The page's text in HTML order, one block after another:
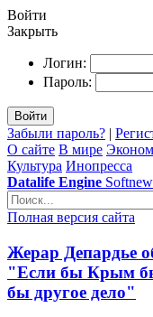
Войти
Закрыть
Логин:
Пароль:
Войти
Забыли пароль? |
О сайте В мире
Культура Инопресса
Datalife Engine
Полная версия сайта
Жерар Депардье
"Если бы Крым
бы другое дело"